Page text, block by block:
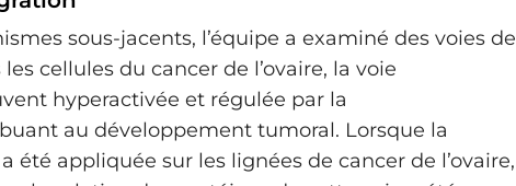
sous-jacents, l’équipe a examiné des voies de
cellules du cancer de l’ovaire, la voie
hyperactivée et régulée par la
au développement tumoral. Lorsque la
été appliquée sur les lignées de cancer de l’ovaire,